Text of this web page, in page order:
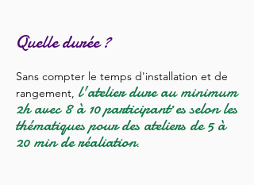
Quelle durée ?
Sans compter le temps d'installation et de
rangement, l'atelier dure au minimum
2h avec 8 à 10 participant·es selon les
thématiques pour des ateliers de 5 à
20 min de réaliation.